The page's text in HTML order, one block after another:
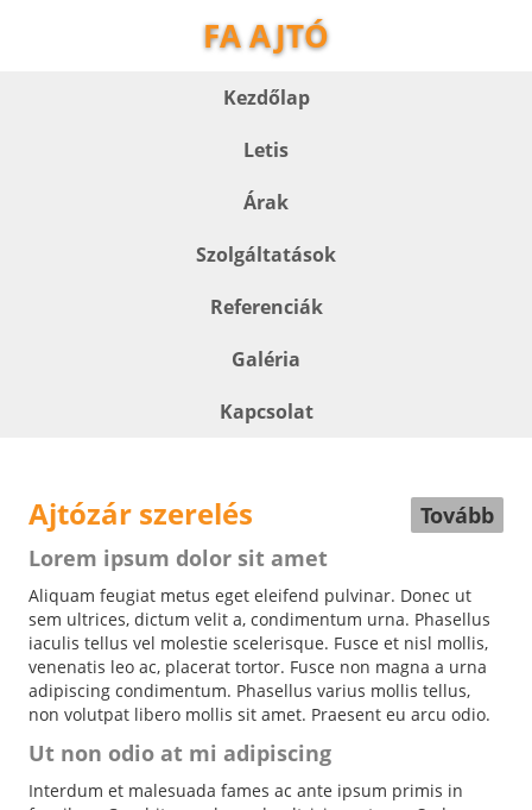
FA AJTÓ
Kezdőlap
Letis
Árak
Szolgáltatások
Referenciák
Galéria
Kapcsolat
Ajtózár szerelés
Tovább
Lorem ipsum dolor sit amet
Aliquam feugiat metus eget eleifend pulvinar. Donec ut
sem ultrices, dictum velit a, condimentum urna. Phasellus
iaculis tellus vel molestie scelerisque. Fusce et nisl mollis,
venenatis leo ac, placerat tortor. Fusce non magna a urna
adipiscing condimentum. Phasellus varius mollis tellus,
non volutpat libero mollis sit amet. Praesent eu arcu odio.
Ut non odio at mi adipiscing
Interdum et malesuada fames ac ante ipsum primis in